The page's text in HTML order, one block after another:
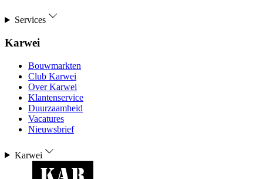
Services
Karwei
Bouwmarkten
Club Karwei
Over Karwei
Klantenservice
Duurzaamheid
Vacatures
Nieuwsbrief
Karwei